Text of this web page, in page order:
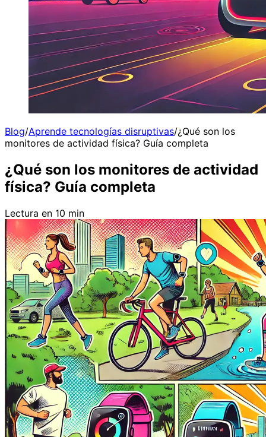
Blog/Aprende tecnologías disruptivas/¿Qué son los
monitores de actividad física? Guía completa
¿Qué son los monitores de actividad
física? Guía completa
Lectura en 10 min